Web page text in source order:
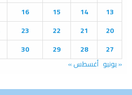
13
14
15
16
20
21
22
23
27
28
29
30
« يونيو أغسطس »